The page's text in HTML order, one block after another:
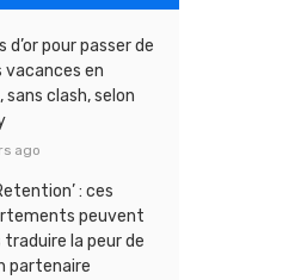
d’or pour passer de
vacances en
sans clash, selon
ago
: ces
peuvent
la peur de
partenaire